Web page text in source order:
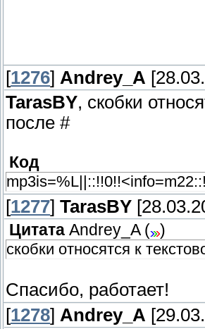
[1276] Andrey_A
TarasBY, скобки
после #
Код
[1277] TarasBY
Цитата Andrey_A(
)
скобки относятся к
Спасибо, работает!
[1278] Andrey_A